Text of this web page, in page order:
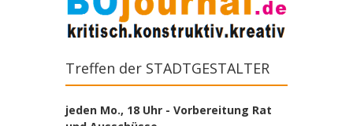
Treffen der STADTGESTALTER
jeden Mo., 18 Uhr - Vorbereitung Rat